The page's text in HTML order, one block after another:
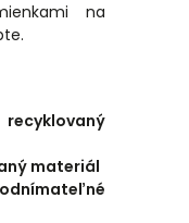
na
materiál